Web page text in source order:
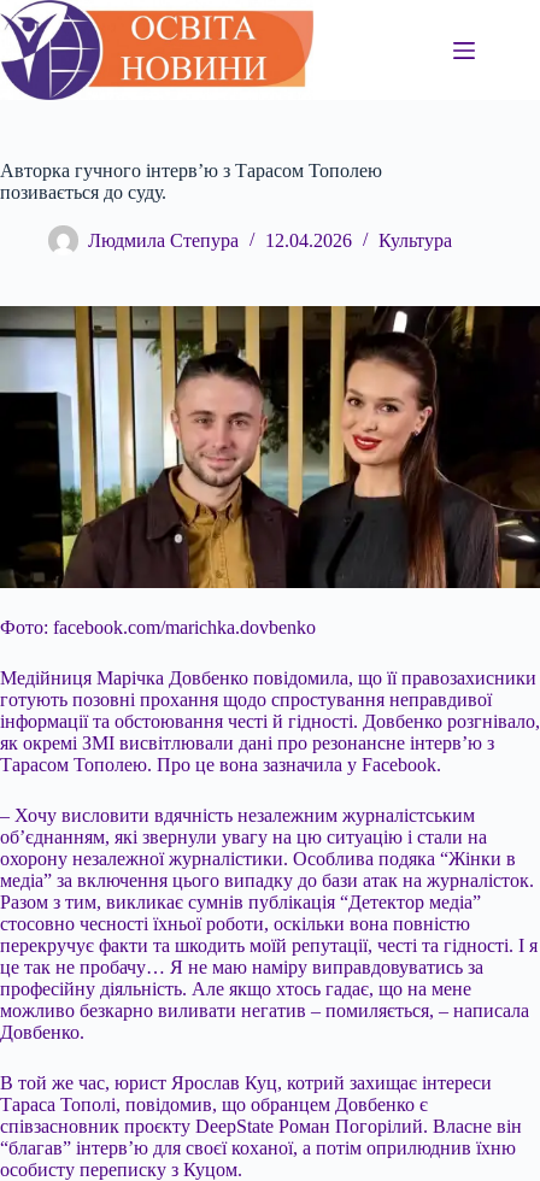
Перейти
до
вмісту
Авторка гучного інтерв’ю з Тарасом Тополею
позивається до суду.
Людмила Степура 12.04.2026 Культура
Фото: facebook.com/marichka.dovbenko
Медійниця Марічка Довбенко повідомила, що її правозахисники
готують позовні прохання щодо спростування неправдивої
інформації та обстоювання честі й гідності. Довбенко розгнівало,
як окремі ЗМІ висвітлювали дані про резонансне інтерв’ю з
Тарасом Тополею. Про це вона зазначила у Facebook.
– Хочу висловити вдячність незалежним журналістським
об’єднанням, які звернули увагу на цю ситуацію і стали на
охорону незалежної журналістики. Особлива подяка “Жінки в
медіа” за включення цього випадку до бази атак на журналісток.
Разом з тим, викликає сумнів публікація “Детектор медіа”
стосовно чесності їхньої роботи, оскільки вона повністю
перекручує факти та шкодить моїй репутації, честі та гідності. І я
це так не пробачу… Я не маю наміру виправдовуватись за
професійну діяльність. Але якщо хтось гадає, що на мене
можливо безкарно виливати негатив – помиляється, – написала
Довбенко.
В той же час, юрист Ярослав Куц, котрий захищає інтереси
Тараса Тополі, повідомив, що обранцем Довбенко є
співзасновник проєкту DeepState Роман Погорілий. Власне він
“благав” інтерв’ю для своєї коханої, а потім оприлюднив їхню
особисту переписку з Куцом.